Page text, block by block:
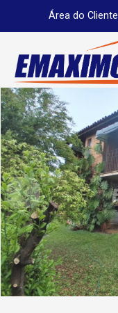
Área do Cliente